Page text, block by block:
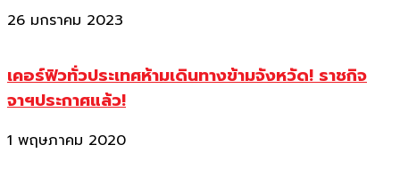
26 มกราคม 2023
เคอร์ฟิวทั่วประเทศห้ามเดินทางข้ามจังหวัด! ราชกิจ
จาฯประกาศแล้ว!
1 พฤษภาคม 2020